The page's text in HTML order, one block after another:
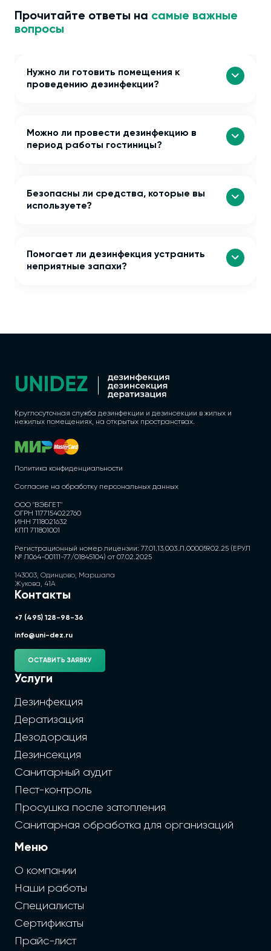
Прочитайте ответы на самые важные
вопросы
Нужно ли готовить помещения к
проведению дезинфекции?
Можно ли провести дезинфекцию в
период работы гостиницы?
Безопасны ли средства, которые вы
используете?
Помогает ли дезинфекция устранить
неприятные запахи?
Круглосуточная служба дезинфекции и дезинсекции в жилых и
нежилых помещениях, на открытых пространствах.
Политика конфиденциальности
Согласие на обработку персональных данных
ООО "ВЭБГЕТ"
ОГРН 1177154022760
ИНН 7118021632
КПП 711801001
Регистрационный номер лицензии: 77.01.13.003.Л.000059.02.25 (ЕРУЛ
№ Л064-00111-77/01845104) от 07.02.2025
143003, Одинцово, Маршала
Жукова, 41А
Контакты
+7 (495) 128-98-36
info@uni-dez.ru
ОСТАВИТЬ ЗАЯВКУ
Услуги
Дезинфекция
Дератизация
Дезодорация
Дезинсекция
Санитарный аудит
Пест-контроль
Просушка после затопления
Санитарная обработка для организаций
Меню
О компании
Наши работы
Специалисты
Сертификаты
Прайс-лист